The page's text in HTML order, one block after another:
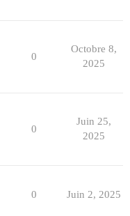
0
Octobre 8,
2025
0
Juin 25,
2025
0 Juin 2, 2025